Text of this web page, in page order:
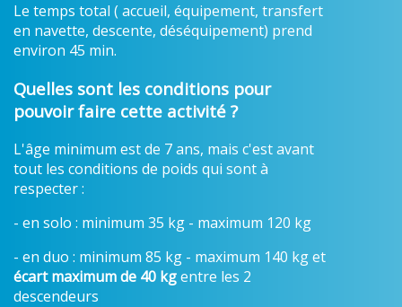
Le temps total ( accueil, équipement, transfert
en navette, descente, déséquipement) prend
environ 45 min.
Quelles sont les conditions pour
pouvoir faire cette activité ?
L'âge minimum est de 7 ans, mais c'est avant
tout les conditions de poids qui sont à
respecter :
- en solo : minimum 35 kg - maximum 120 kg
- en duo : minimum 85 kg - maximum 140 kg et
écart maximum de 40 kgentre les 2
descendeurs